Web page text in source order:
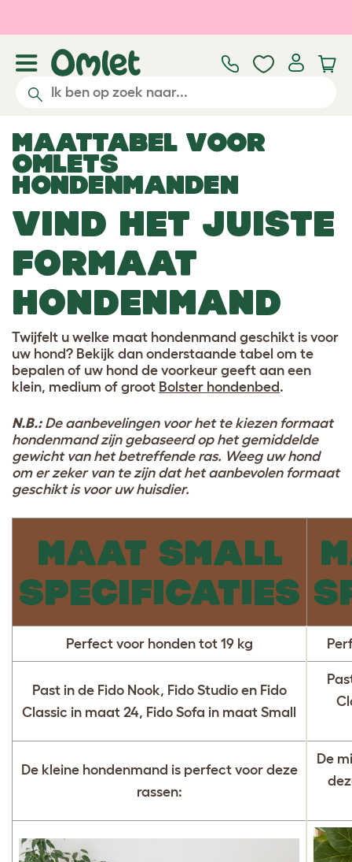
MAATTABEL VOOR
OMLETS
HONDENMANDEN
VIND HET JUISTE
FORMAAT
HONDENMAND
Twijfelt u welke maat hondenmand geschikt is voor
uw hond? Bekijk dan onderstaande tabel om te
bepalen of uw hond de voorkeur geeft aan een
klein, medium of groot Bolster hondenbed .
N.B.:De aanbevelingen voor het te kiezen formaat
hondenmand zijn gebaseerd op het gemiddelde
gewicht van het betreffende ras. Weeg uw hond
om er zeker van te zijn dat het aanbevolen formaat
geschikt is voor uw huisdier.
MAAT SMALL
SPECIFICATIES
Perfect voor honden tot 19 kg
Past in de Fido Nook, Fido Studio en Fido
Classic in maat 24, Fido Sofa in maat Small
De kleine hondenmand is perfect voor deze
rassen:
De